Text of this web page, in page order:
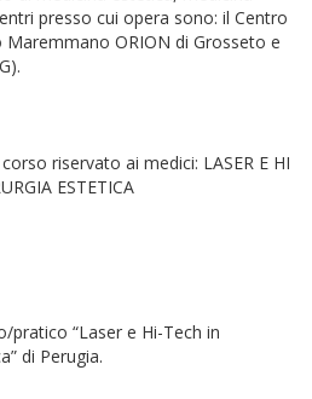
presso cui opera sono: il Centro
Maremmano ORION di Grosseto e
riservato ai medici: LASER E HI
ESTETICA
pratico “Laser e Hi-Tech in
di Perugia.